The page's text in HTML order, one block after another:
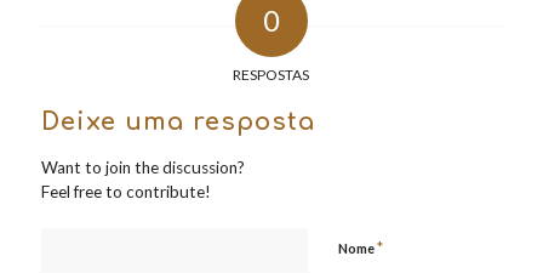
0
RESPOSTAS
Deixe uma resposta
Want to join the discussion?
Feel free to contribute!
Nome*